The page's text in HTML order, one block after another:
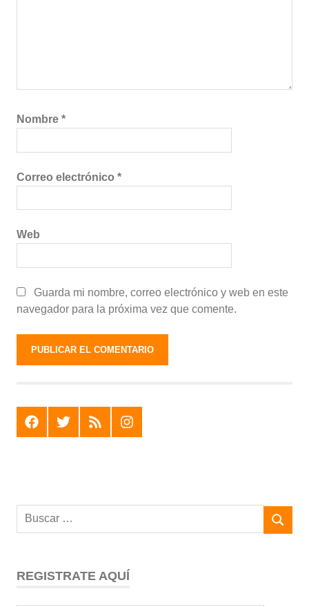
Nombre *
Correo electrónico *
Web
Guarda mi nombre, correo electrónico y web en este
navegador para la próxima vez que comente.
F T R I
REGISTRATE AQUÍ